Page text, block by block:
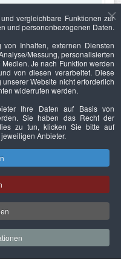
Nachhaltigkeit
Deutscher
e.V..
vergleichbare Funktionen zur
und personenbezogenen Daten.
Inhalten, externen Diensten
Messung, personalisierten
Je nach Funktion werden
von diesen verarbeitet. Diese
Website nicht erforderlich
widerrufen werden.
Ihre Daten auf Basis von
Sie haben das Recht der
zu tun, klicken Sie bitte auf
Anbieter.